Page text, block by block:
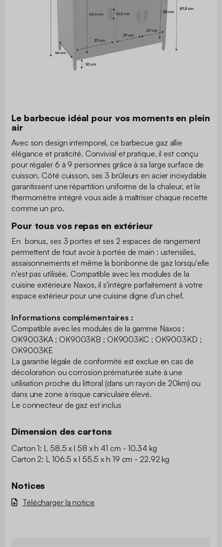
Le barbecue idéal pour vos moments en plein
air
Avec son design intemporel, ce barbecue gaz allie
élégance et praticité. Convivial et pratique, il est conçu
pour régaler 6 à 9 personnes grâce à sa large surface de
cuisson. Côté cuisson, ses 3 brûleurs en acier inoxydable
garantissent une répartition uniforme de la chaleur, et le
thermomètre intégré vous aide à maîtriser chaque recette
comme un pro.
Pour tous vos repas en extérieur
En bonus, ses 3 portes et ses 2 espaces de rangement
permettent de tout avoir à portée de main : ustensiles,
assaisonnements et même la bonbonne de gaz lorsqu'elle
n'est pas utilisée. Compatible avec les modules de la
cuisine extérieure Naxos, il s'intègre parfaitement à votre
espace extérieur pour une cuisine digne d'un chef.
Informations complémentaires :
Compatible avec les modules de la gamme Naxos :
OK9003KA ; OK9003KB ; OK9003KC ; OK9003KD ;
OK9003KE
La garantie légale de conformité est exclue en cas de
décoloration ou corrosion prématurée suite à une
utilisation proche du littoral (dans un rayon de 20km) ou
dans une zone à risque caniculaire élevé.
Le connecteur de gaz est inclus
Dimension des cartons
Carton 1: L 58.5 x l 58 x h 41 cm - 10.34 kg
Carton 2: L 106.5 x l 55.5 x h 19 cm - 22.92 kg
Notices
Télécharger la notice